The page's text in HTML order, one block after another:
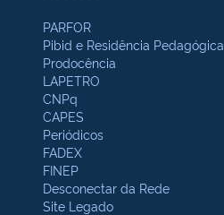
PARFOR
Pibid e Residência Pedagógica
Prodocência
LAPETRO
CNPq
CAPES
Periódicos
FADEX
FINEP
Desconectar da Rede
Site Legado